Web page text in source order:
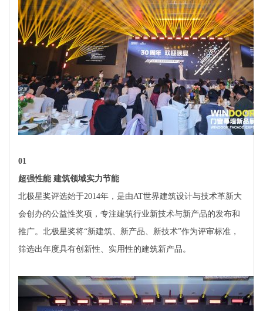
01
超强性能 建筑领域实力节能
北极星奖评选始于2014年，是由AT世界建筑设计与技术革新大
会创办的公益性奖项，专注建筑行业新技术与新产品的发布和
推广。北极星奖将“新建筑、新产品、新技术”作为评审标准，
筛选出年度具有创新性、实用性的建筑新产品。